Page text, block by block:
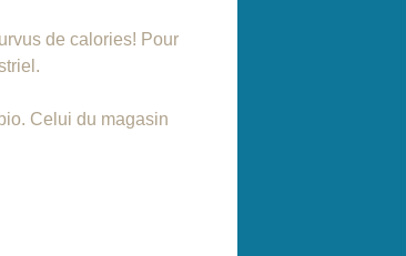
de calories! Pour
Celui du magasin